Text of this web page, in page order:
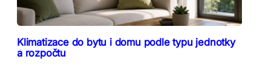
Klimatizace do bytu i domu podle typu jednotky
a rozpočtu